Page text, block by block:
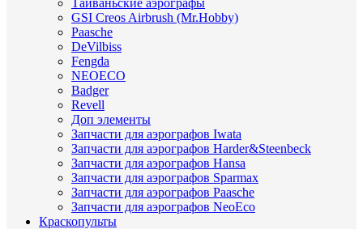
Тайваньские аэрографы
GSI Creos Airbrush (Mr.Hobby)
Paasche
DeVilbiss
Fengda
NEOECO
Badger
Revell
Доп элементы
Запчасти для аэрографов Iwata
Запчасти для аэрографов Harder&Steenbeck
Запчасти для аэрографов Hansa
Запчасти для аэрографов Sparmax
Запчасти для аэрографов Paasche
Запчасти для аэрографов NeoEco
Краскопульты